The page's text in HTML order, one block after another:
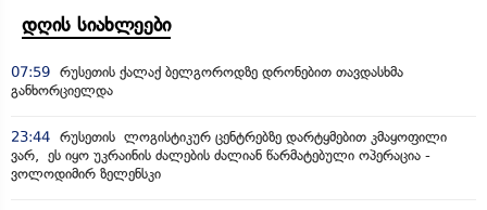
დღის სიახლეები
07:59 რუსეთის ქალაქ ბელგოროდზე დრონებით თავდასხმა
განხორციელდა
23:44 რუსეთის ლოგისტიკურ ცენტრებზე დარტყმებით კმაყოფილი
ვარ, ეს იყო უკრაინის ძალების ძალიან წარმატებული ოპერაცია -
ვოლოდიმირ ზელენსკი